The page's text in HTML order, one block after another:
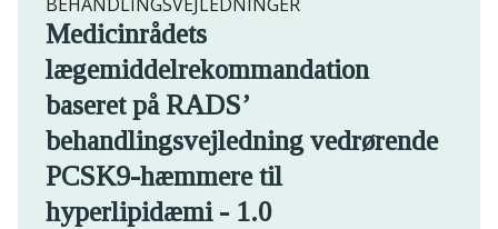
Medicinrådets
lægemiddelrekommandation
baseret på RADS’
behandlingsvejledning vedrørende
PCSK9-hæmmere til
hyperlipidæmi - 1.0